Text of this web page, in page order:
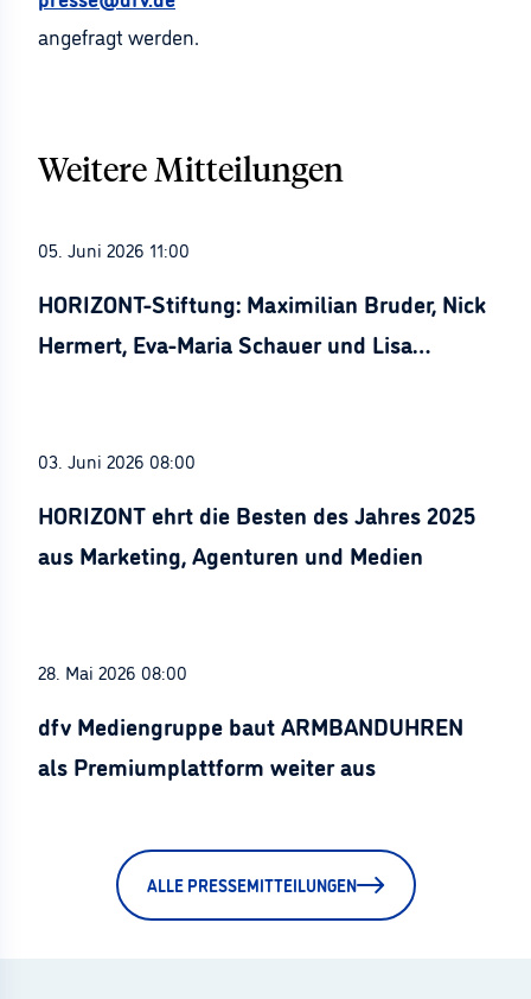
angefragt werden.
Weitere Mitteilungen
05. Juni 2026 11:00
HORIZONT-Stiftung: Maximilian Bruder, Nick
Hermert, Eva-Maria Schauer und Lisa
03. Juni 2026 08:00
HORIZONT ehrt die Besten des Jahres 2025
aus Marketing, Agenturen und Medien
28. Mai 2026 08:00
dfv Mediengruppe baut ARMBANDUHREN
als Premiumplattform weiter aus
ALLE PRESSEMITTEILUNGEN